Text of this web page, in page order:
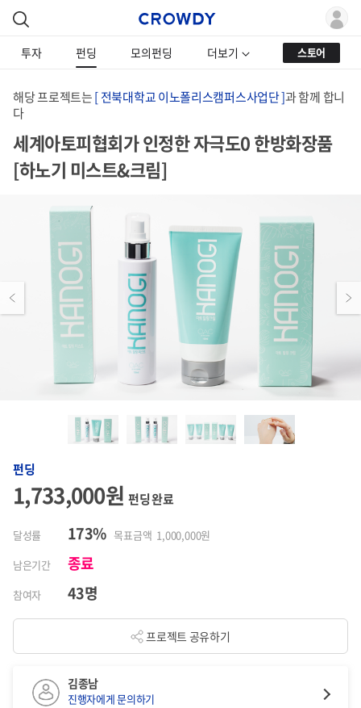
투자 펀딩 모의펀딩 더보기 스토어
해당 프로젝트는[ 전북대학교 이노폴리스캠퍼스사업단 ]과 함께 합니
다
세계아토피협회가 인정한 자극도0 한방화장품
[하노기 미스트&크림]
Previous Next
펀딩
1,733,000원펀딩 완료
달성률 173% 목표금액 1,000,000원
남은기간
종료
참여자 43명
프로젝트 공유하기
김종남
진행자에게 문의하기